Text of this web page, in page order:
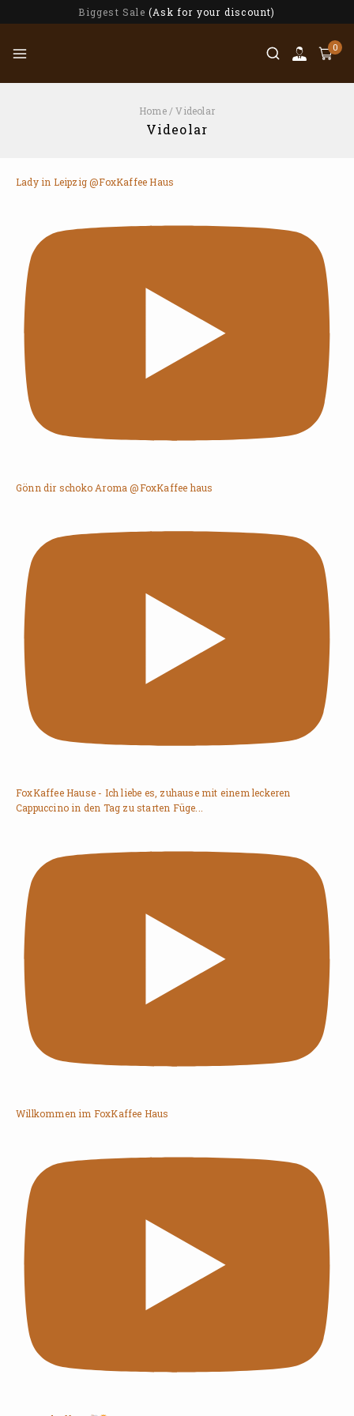
Biggest Sale (Ask for your discount)
0
Home / Videolar
Videolar
Lady in Leipzig @FoxKaffee Haus
Gönn dir schoko Aroma @FoxKaffee haus
FoxKaffee Hause - Ich liebe es, zuhause mit einem leckeren
Cappuccino in den Tag zu starten Füge...
Willkommen im FoxKaffee Haus